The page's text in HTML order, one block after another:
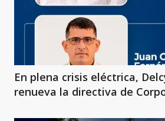
En plena crisis eléctrica,
renueva la directiva de